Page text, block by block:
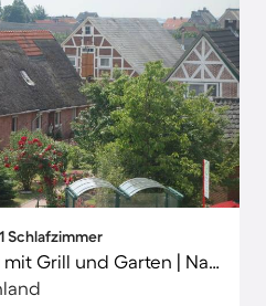
Schlafzimmer
Charmante Wohnung mit Grill und Garten | Naturblick | Haustiere erlaubt